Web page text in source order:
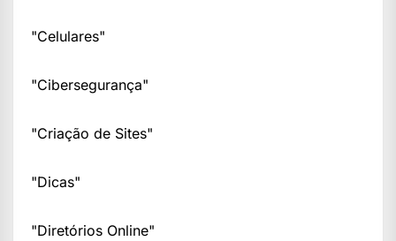
"Celulares"
"Cibersegurança"
"Criação de Sites"
"Dicas"
"Diretórios Online"